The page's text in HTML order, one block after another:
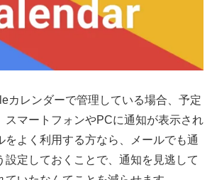
カレンダーで管理している場合、予定
スマートフォンやPCに通知が表示され
をよく利用する方なら、メールでも通
設定しておくことで、通知を見逃して